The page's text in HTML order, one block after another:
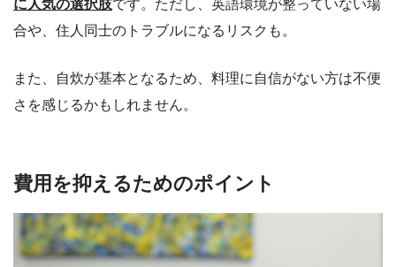
に人気の選択肢です。ただし、英語環境が整っていない場
合や、住人同士のトラブルになるリスクも。
また、自炊が基本となるため、料理に自信がない方は不便
さを感じるかもしれません。
費用を抑えるためのポイント